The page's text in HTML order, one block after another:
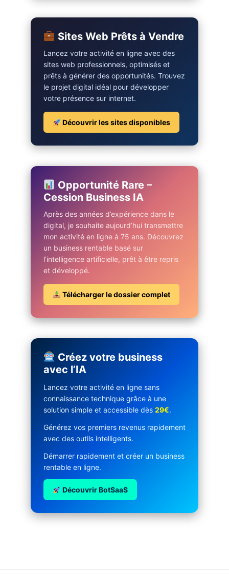
Sites Web Prêts à Vendre
Lancez votre activité en ligne avec des
sites web professionnels, optimisés et
prêts à générer des opportunités. Trouvez
le projet digital idéal pour développer
votre présence sur internet.
Découvrir les sites disponibles
Opportunité Rare –
Cession Business IA
Après des années d’expérience dans le
digital, je souhaite aujourd’hui transmettre
mon activité en ligne à 75 ans. Découvrez
un business rentable basé sur
l’intelligence artificielle, prêt à être repris
et développé.
Télécharger le dossier complet
Créez votre business
avec l’IA
Lancez votre activité en ligne sans
connaissance technique grâce à une
solution simple et accessible dès 29€.
Générez vos premiers revenus rapidement
avec des outils intelligents.
Démarrer rapidement et créer un business
rentable en ligne.
Découvrir BotSaaS